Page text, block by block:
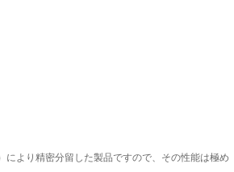
より精密分留した製品ですので、その性能は極め